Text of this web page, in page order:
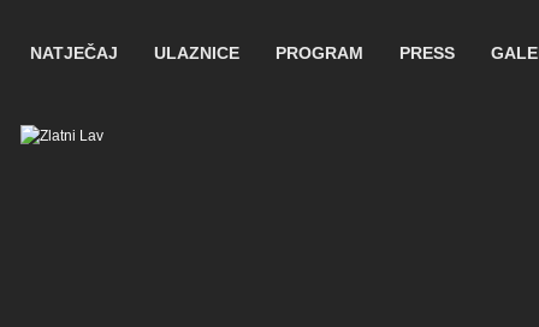
NATJEČAJ ULAZNICE PROGRAM PRESS